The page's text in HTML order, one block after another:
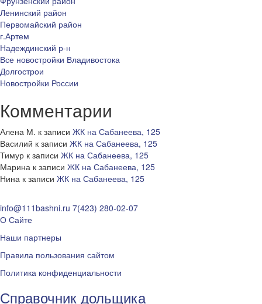
Ленинский район
Первомайский район
г.Артем
Надеждинский р-н
Все новостройки Владивостока
Долгострои
Новостройки России
Комментарии
Алена М. к записи ЖК на Сабанеева, 125
Василий к записи ЖК на Сабанеева, 125
Тимур к записи ЖК на Сабанеева, 125
Марина к записи ЖК на Сабанеева, 125
Нина к записи ЖК на Сабанеева, 125
info@111bashni.ru 7(423) 280-02-07
О Сайте
Наши партнеры
Правила пользования сайтом
Политика конфиденциальности
Справочник дольщика